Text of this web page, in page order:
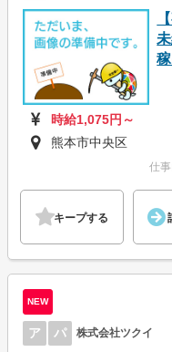
時給1,075円～
熊本市中央区
仕
キープする
NEW
ア パ 株式会社ツクイ